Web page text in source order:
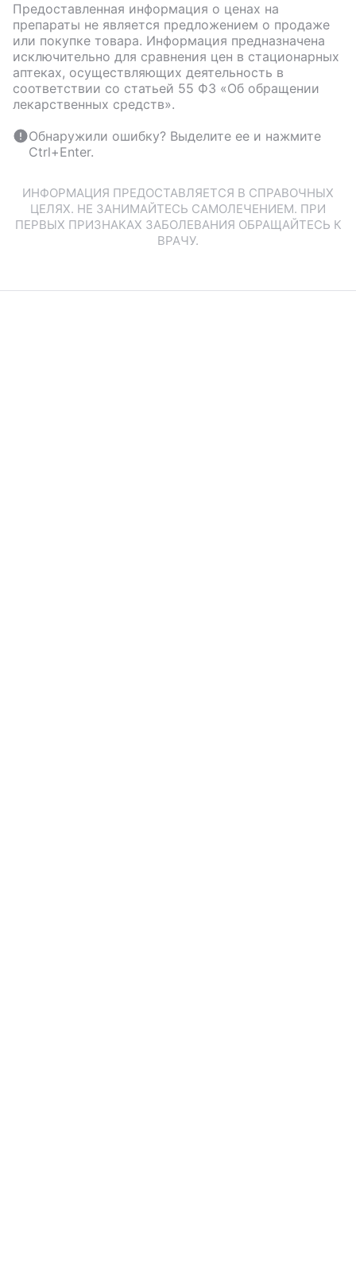
Предоставленная информация о ценах на
препараты не является предложением о продаже
или покупке товара. Информация предназначена
исключительно для сравнения цен в стационарных
аптеках, осуществляющих деятельность в
соответствии со статьей 55 ФЗ «Об обращении
лекарственных средств».
Обнаружили ошибку? Выделите ее и нажмите
Ctrl+Enter.
ИНФОРМАЦИЯ ПРЕДОСТАВЛЯЕТСЯ В СПРАВОЧНЫХ
ЦЕЛЯХ. НЕ ЗАНИМАЙТЕСЬ САМОЛЕЧЕНИЕМ. ПРИ
ПЕРВЫХ ПРИЗНАКАХ ЗАБОЛЕВАНИЯ ОБРАЩАЙТЕСЬ К
ВРАЧУ.